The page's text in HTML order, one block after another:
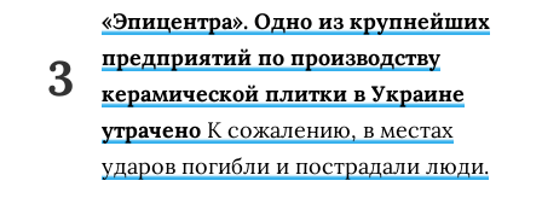
«Эпицентра». Одно из крупнейших
предприятий по производству
керамической плитки в Украине
утрачено К сожалению, в местах
ударов погибли и пострадали люди.